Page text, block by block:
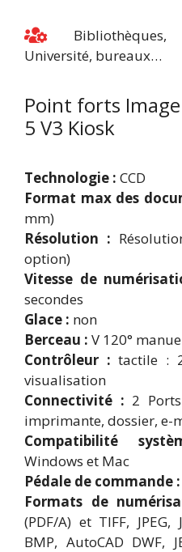
Bibliothèques,
Université, bureaux…
Point forts Image
5 V3 Kiosk
Technologie : CCD
Format max des
mm)
Résolution :
option)
Vitesse de
secondes
Glace : non
Berceau : V 120°
Contrôleur : tactile :
visualisation
Connectivité : 2
imprimante, dossier, e-
Compatibilité
Windows et Mac
Pédale de commande :
Formats de
(PDF/A) et TIFF, JPEG,
BMP, AutoCAD DWF,